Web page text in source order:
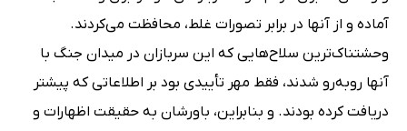
آماده و از آنها در برابر تصورات غلط، محافظت می‌کردند.
وحشتناک‌ترین سلاح‌هایی که این سربازان در میدان جنگ با
آنها روبه‌رو شدند، فقط مهر تأییدی بود بر اطلاعاتی که پیشتر
دریافت کرده بودند. و بنابراین، باورشان به حقیقت اظهارات و